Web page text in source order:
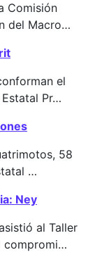
Comisión
del Macro…
el
Pr…
58
…
Ney
al Taller
compromi…